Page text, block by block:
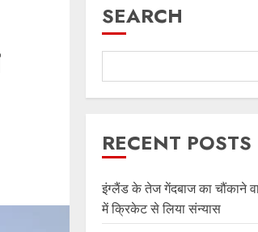
SEARCH
RECENT POSTS
इंग्लैंड के तेज गेंदबाज का चौंकाने
में क्रिकेट से लिया संन्यास